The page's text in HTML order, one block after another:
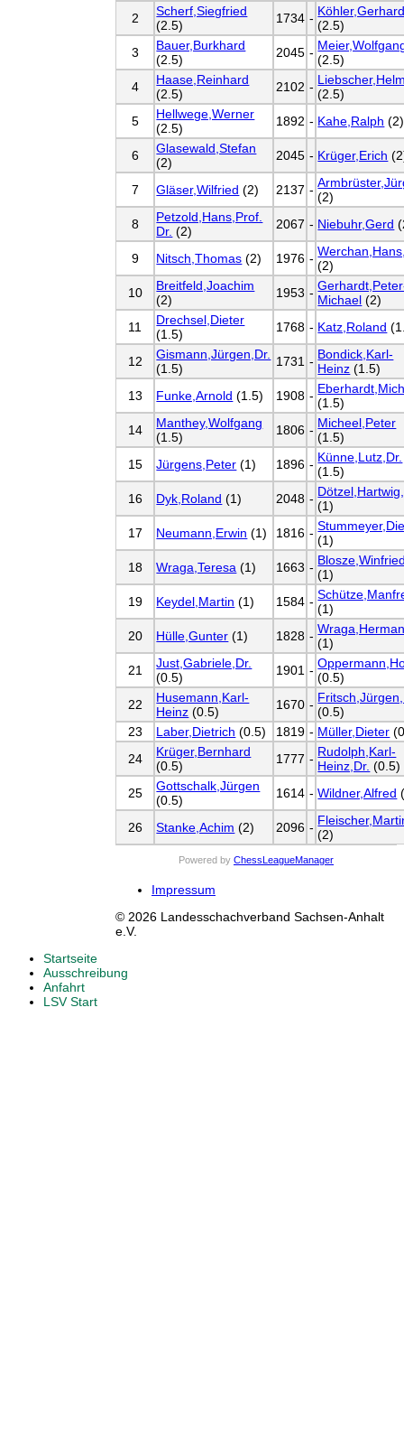
2
Scherf,Siegfried
(2.5)
1734 - (2.5)
3
Bauer,Burkhard
(2.5)
2045 - (2.5)
4
Haase,Reinhard
(2.5)
2102 - (2.5)
5
Hellwege,Werner
(2.5)
1892 - Kahe,Ralph (2)
6
Glasewald,Stefan
(2)
2045 - Krüger,Erich
7 Gläser,Wilfried (2) 2137 - (2)
8
Petzold,Hans,Prof.
Dr. (2) 2067 - Niebuhr,Gerd
9 Nitsch,Thomas (2) 1976 - (2)
10
Breitfeld,Joachim
(2)
1953 - Michael (2)
11
Drechsel,Dieter
(1.5)
1768 - Katz,Roland
12
Gismann,Jürgen,Dr.
(1.5)
1731 - Bondick,Karl-
Heinz (1.5)
13
Funke,Arnold (1.5) 1908 - (1.5)
14
Manthey,Wolfgang
(1.5)
1806 - Micheel,Peter
(1.5)
15
Jürgens,Peter (1) 1896 - Künne,Lutz,Dr.
(1.5)
16
Dyk,Roland (1) 2048 - (1)
17
Neumann,Erwin (1) 1816 - (1)
18
Wraga,Teresa (1) 1663 - (1)
19
Keydel,Martin (1) 1584 - (1)
20
Hülle,Gunter (1) 1828 - (1)
21
Just,Gabriele,Dr.
(0.5)
1901 - (0.5)
22
Husemann,Karl-
Heinz (0.5) 1670 - (0.5)
23
Laber,Dietrich (0.5) 1819 - Müller,Dieter
24
Krüger,Bernhard
(0.5)
1777 - Rudolph,Karl-
Heinz,Dr. (0.5)
25
Gottschalk,Jürgen
(0.5)
1614 - Wildner,Alfred
26 Stanke,Achim (2) 2096 - (2)
Powered by ChessLeagueManager
Impressum
© 2026 Landesschachverband Sachsen-Anhalt
e.V.
Startseite
Ausschreibung
Anfahrt
LSV Start